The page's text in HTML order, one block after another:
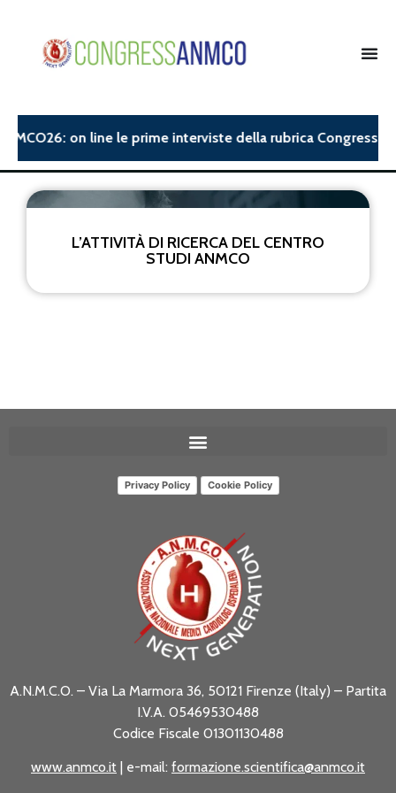
on line le prime interviste della rubrica Congress
L’ATTIVITÀ DI RICERCA DEL CENTRO
STUDI ANMCO
Privacy Policy Cookie Policy
A.N.M.C.O. – Via La Marmora 36, 50121 Firenze (Italy) – Partita
I.V.A. 05469530488
Codice Fiscale 01301130488
www.anmco.it | e-mail: formazione.scientifica@anmco.it